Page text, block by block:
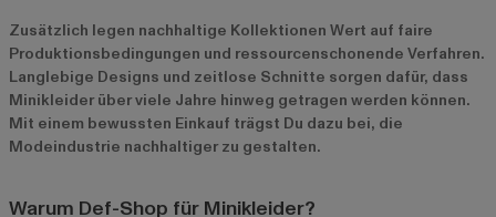
Zusätzlich legen nachhaltige Kollektionen Wert auf faire
Produktionsbedingungen und ressourcenschonende Verfahren.
Langlebige Designs und zeitlose Schnitte sorgen dafür, dass
Minikleider über viele Jahre hinweg getragen werden können.
Mit einem bewussten Einkauf trägst Du dazu bei, die
Modeindustrie nachhaltiger zu gestalten.
Warum Def-Shop für Minikleider?